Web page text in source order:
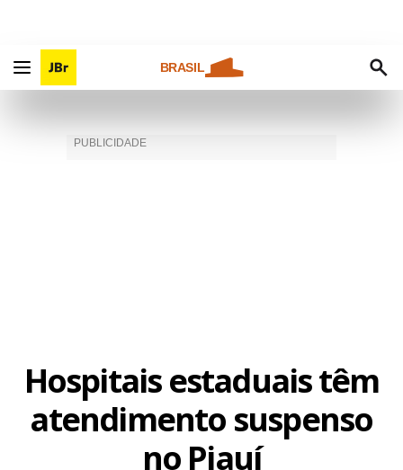
BRASIL
Hospitais estaduais têm
atendimento suspenso
no Piauí